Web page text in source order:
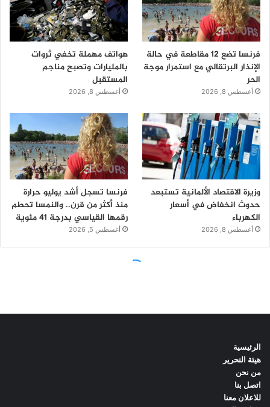
الرئيسية
هيئة التحرير
من نحن
اتصل بنا
للاعلان معنا